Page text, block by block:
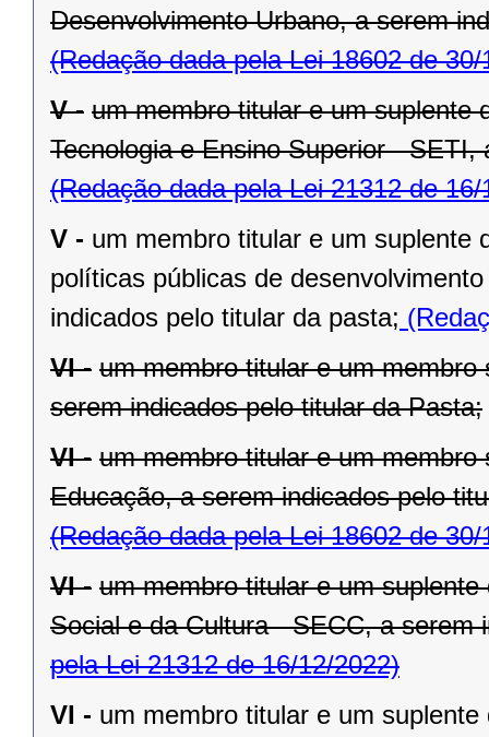
Desenvolvimento Urbano, a serem
(Redação dada pela Lei 18602 de 30/
V - um membro titular e um suplente
Tecnologia e Ensino Superior -
(Redação dada pela Lei 21312 de 16/
V - um membro titular e um suplente
políticas públicas de
indicados pelo titular da pasta;
VI - um membro titular e um
serem indicados pelo titular da Pasta;
VI - um membro titular e um
Educação, a serem indicados pelo
(Redação dada pela Lei 18602 de 30/
VI - um membro titular e um
Social e da Cultura - SECC, a serem
pela Lei 21312 de 16/12/2022)
VI - um membro titular e um